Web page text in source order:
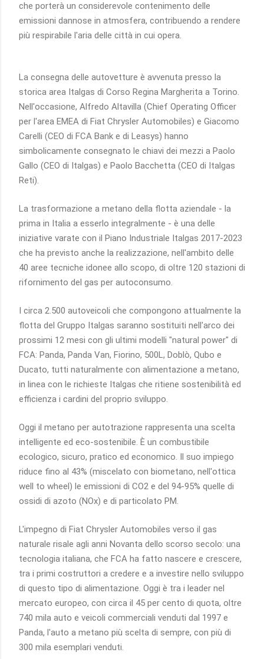
che porterà un considerevole contenimento delle
emissioni dannose in atmosfera, contribuendo a rendere
più respirabile l'aria delle città in cui opera.
La consegna delle autovetture è avvenuta presso la
storica area Italgas di Corso Regina Margherita a Torino.
Nell'occasione, Alfredo Altavilla (Chief Operating Officer
per l'area EMEA di Fiat Chrysler Automobiles) e Giacomo
Carelli (CEO di FCA Bank e di Leasys) hanno
simbolicamente consegnato le chiavi dei mezzi a Paolo
Gallo (CEO di Italgas) e Paolo Bacchetta (CEO di Italgas
Reti).
La trasformazione a metano della flotta aziendale - la
prima in Italia a esserlo integralmente - è una delle
iniziative varate con il Piano Industriale Italgas 2017-2023
che ha previsto anche la realizzazione, nell'ambito delle
40 aree tecniche idonee allo scopo, di oltre 120 stazioni di
rifornimento del gas per autoconsumo.
I circa 2.500 autoveicoli che compongono attualmente la
flotta del Gruppo Italgas saranno sostituiti nell'arco dei
prossimi 12 mesi con gli ultimi modelli "natural power" di
FCA: Panda, Panda Van, Fiorino, 500L, Doblò, Qubo e
Ducato, tutti naturalmente con alimentazione a metano,
in linea con le richieste Italgas che ritiene sostenibilità ed
efficienza i cardini del proprio sviluppo.
Oggi il metano per autotrazione rappresenta una scelta
intelligente ed eco-sostenibile. È un combustibile
ecologico, sicuro, pratico ed economico. Il suo impiego
riduce fino al 43% (miscelato con biometano, nell'ottica
well to wheel) le emissioni di CO2 e del 94-95% quelle di
ossidi di azoto (NOx) e di particolato PM.
L'impegno di Fiat Chrysler Automobiles verso il gas
naturale risale agli anni Novanta dello scorso secolo: una
tecnologia italiana, che FCA ha fatto nascere e crescere,
tra i primi costruttori a credere e a investire nello sviluppo
di questo tipo di alimentazione. Oggi è tra i leader nel
mercato europeo, con circa il 45 per cento di quota, oltre
740 mila auto e veicoli commerciali venduti dal 1997 e
Panda, l'auto a metano più scelta di sempre, con più di
300 mila esemplari venduti.